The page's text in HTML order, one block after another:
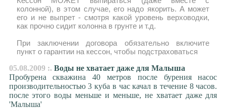
колонной), в этом случае, его надо якорить. А может
его и не выпрет - смотря какой уровень верховодки,
как прочно сидит колонна в грунте и т.д.
При заключении договора обязательно включите
пункт о гарантии на кессон, чтобы подстраховаться
05.08.2009 :. Воды не хватает даже для Малыша
Пробурена скважина 40 метров после бурения насос
производительностью 3 куба в час качал в течение 8 часов.
после этого воды меньше и меньше, не хватает даже для
'Малыша'